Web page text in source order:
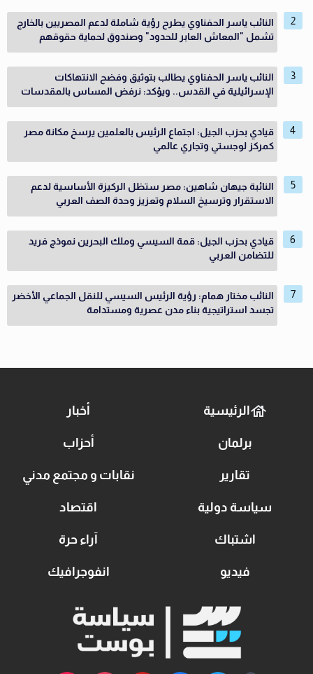
النائب ياسر الحفناوي يطرح رؤية شاملة لدعم المصريين بالخارج
تشمل "المعاش العابر للحدود" وصندوق لحماية حقوقهم
النائب ياسر الحفناوي يطالب بتوثيق وفضح الانتهاكات
الإسرائيلية في القدس.. ويؤكد: نرفض المساس بالمقدسات
قيادي بحزب الجيل: اجتماع الرئيس بالعلمين يرسخ مكانة مصر
كمركز لوجستي وتجاري عالمي
النائبة جيهان شاهين: مصر ستظل الركيزة الأساسية لدعم
الاستقرار وترسيخ السلام وتعزيز وحدة الصف العربي
قيادي بحزب الجيل: قمة السيسي وملك البحرين نموذج فريد
للتضامن العربي
النائب مختار همام: رؤية الرئيس السيسي للنقل الجماعي الأخضر
تجسد استراتيجية بناء مدن عصرية ومستدامة
الرئيسية أخبار
برلمان أحزاب
تقارير نقابات و مجتمع مدني
سياسة دولية اقتصاد
اشتباك آراء حرة
فيديو انفوجرافيك